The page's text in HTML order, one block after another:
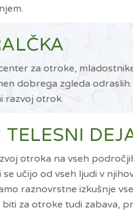
za otroke,
dobrega zgleda
razvoj otrok.
otroka na vseh
učijo od vseh ljudi v
raznovrstne izkušnje
za otroke tudi zabava,